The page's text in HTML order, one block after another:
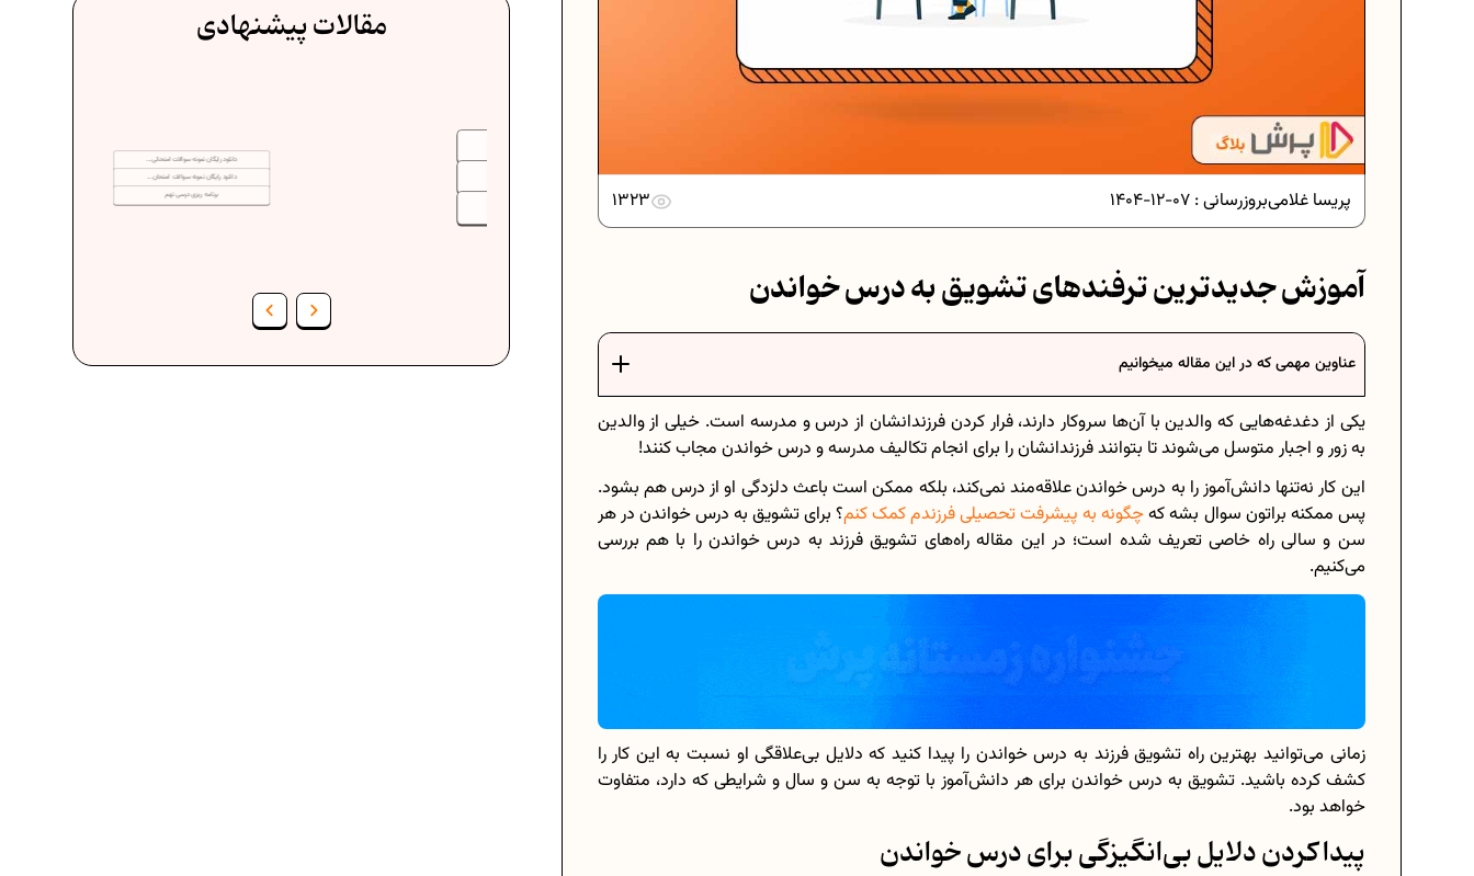
مقالات پیشنهادی
دانلود رایگان نمونه سوالات امتحانی...
دانلود رایگان نمونه سوالات امتحان...
فرمول حجم اشکال هندسی در ریاضیات
برنامه‌ ریزی درسی هفتم
عادات افراد موفق
برنامه‌ ریزی درسی هشتم
دانلود رایگان کتاب‌های دوازدهم...
اعداد صحیح، طبیعی و گویا چه اعدادی...
دانلود رایگان نمونه سوالات امتحان...
برنامه‌ ریزی درسی نهم
فرمول حجم اشکال هندسی در ریاضیات
برنامه‌ ریزی درسی هفتم
عادات افراد موفق
برنامه‌ ریزی درسی هشتم
دانلود رایگان کتاب‌های دوازدهم...
اعداد صحیح، طبیعی و گویا چه اعدادی...
فرمول حجم اشکال هندسی در ریاضیات
برنامه‌ ریزی درسی هفتم
بروزرسانی : 07-12-1404 پریسا غلامی 1323
آموزش جدیدترین ترفندهای تشویق به درس خواندن
عناوین مهمی که در این مقاله میخوانیم
یکی از دغدغه‌هایی که والدین با آن‌ها سروکار دارند، فرار کردن فرزندانشان از درس و مدرسه است. خیلی از والدین
به زور و اجبار متوسل می‌شوند تا بتوانند فرزندانشان را برای انجام تکالیف مدرسه و درس خواندن مجاب کنند!
این کار نه‌تنها دانش‌آموز را به درس خواندن علاقه‌مند نمی‌کند، بلکه ممکن است باعث دلزدگی او از درس هم بشود.
پس ممکنه براتون سوال بشه کهچگونه به پیشرفت تحصیلی فرزندم کمک کنم؟ برای تشویق به درس خواندن در هر
سن و سالی راه خاصی تعریف شده است؛ در این مقاله راه‌های تشویق فرزند به درس خواندن را با هم بررسی
می‌کنیم.
زمانی می‌توانید بهترین راه تشویق فرزند به درس خواندن را پیدا کنید که دلایل بی‌علاقگی او نسبت به این کار را
کشف کرده باشید. تشویق به درس خواندن برای هر دانش‌آموز با توجه به سن و سال و شرایطی که دارد، متفاوت
خواهد بود.
پیدا کردن دلایل بی‌انگیزگی برای درس خواندن